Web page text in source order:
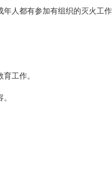
人都有参加有组织的灭火工作
工作。